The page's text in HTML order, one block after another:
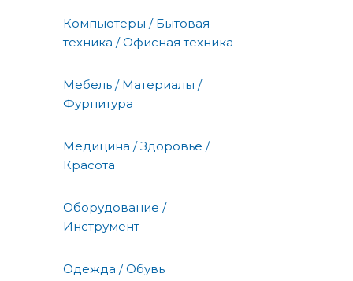
Компьютеры / Бытовая
техника / Офисная техника
Мебель / Материалы /
Фурнитура
Медицина / Здоровье /
Красота
Оборудование /
Инструмент
Одежда / Обувь